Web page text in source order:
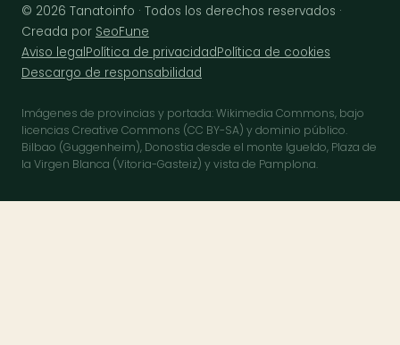
© 2026 Tanatoinfo · Todos los derechos reservados ·
Creada por SeoFune
Aviso legalPolítica de privacidadPolítica de cookies
Descargo de responsabilidad
Imágenes de provincias y portada: Wikimedia Commons, bajo
licencias Creative Commons (CC BY-SA) y dominio público.
Bilbao (Guggenheim), Donostia desde el monte Igueldo, Plaza de
la Virgen Blanca (Vitoria-Gasteiz) y vista de Pamplona.